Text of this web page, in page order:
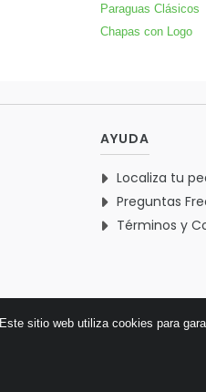
Paraguas Clásicos
Chapas con Logo
AYUDA
Localiza tu
Preguntas
Términos y
©
Este sitio web utiliza cookies para